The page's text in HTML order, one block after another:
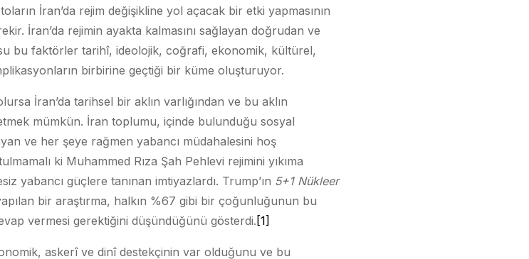
İran’da rejim değişikline yol açacak bir etki yapmasının
İran’da rejimin ayakta kalmasını sağlayan doğrudan ve
bu faktörler tarihî, ideolojik, coğrafi, ekonomik, kültürel,
birbirine geçtiği bir küme oluşturuyor.
İran’da tarihsel bir aklın varlığından ve bu aklın
mümkün. İran toplumu, içinde bulunduğu sosyal
ve her şeye rağmen yabancı müdahalesini hoş
ki Muhammed Rıza Şah Pehlevi rejimini yıkıma
yabancı güçlere tanınan imtiyazlardı. Trump’ın 5+1 Nükleer
bir araştırma, halkın %67 gibi bir çoğunluğunun bu
vermesi gerektiğini düşündüğünü gösterdi. [1]
askerî ve dinî destekçinin var olduğunu ve bu